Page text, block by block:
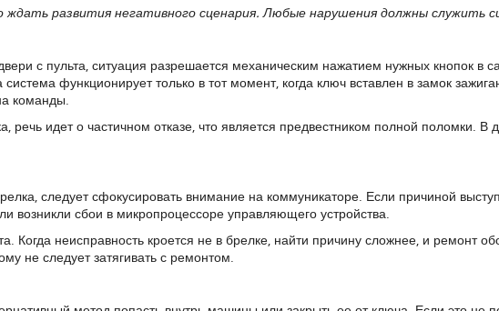
развития негативного сценария. Любые нарушения должны служить
с пульта, ситуация разрешается механическим нажатием нужных кнопок в
функционирует только в тот момент, когда ключ вставлен в замок
команды.
речь идет о частичном отказе, что является предвестником полной поломки. В
следует сфокусировать внимание на коммуникаторе. Если причиной
возникли сбои в микропроцессоре управляющего устройства.
Когда неисправность кроется не в брелке, найти причину сложнее, и ремонт
не следует затягивать с ремонтом.